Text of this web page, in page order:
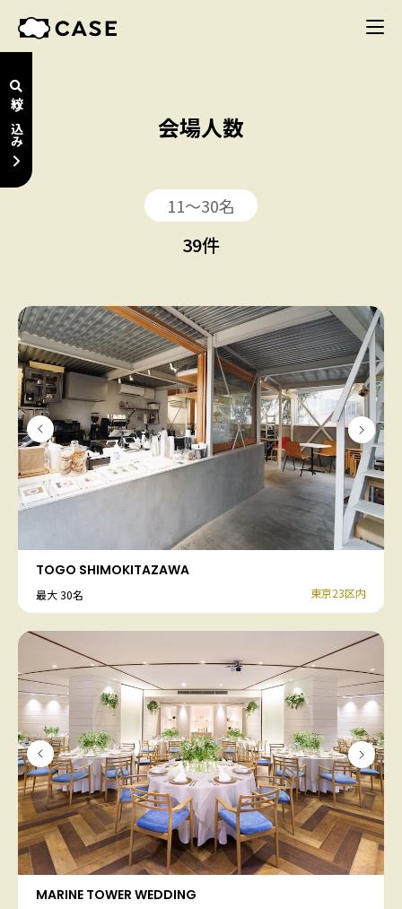
絞り込み 会場人数
11〜30名
39件
TOGO SHIMOKITAZAWA
最大 30名 東京23区内
MARINE TOWER WEDDING